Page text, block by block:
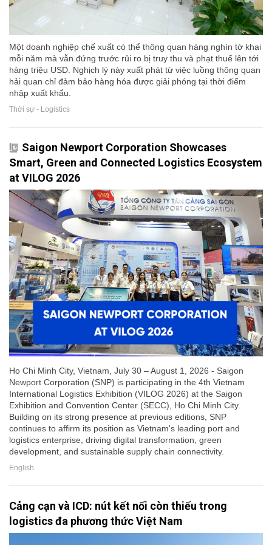
Một doanh nghiệp chế xuất có thể thông quan hàng nghìn tờ khai
mỗi năm mà vẫn đứng trước rủi ro bị truy thu và phạt thuế lên tới
hàng triệu USD. Nghịch lý này xuất phát từ việc luồng thông quan
hải quan chỉ đảm bảo hàng hóa được giải phóng tại thời điểm
nhập xuất khẩu.
Thời sự - Logistics
Saigon Newport Corporation Showcases
Smart, Green and Connected Logistics Ecosystem
at VILOG 2026
Ho Chi Minh City, Vietnam, July 30 – August 1, 2026 - Saigon
Newport Corporation (SNP) is participating in the 4th Vietnam
International Logistics Exhibition (VILOG 2026) at the Saigon
Exhibition and Convention Center (SECC), Ho Chi Minh City.
Building on its strong presence at previous editions, SNP
continues to affirm its position as Vietnam's leading port and
logistics enterprise, driving digital transformation, green
development, and sustainable supply chain connectivity.
English
Cảng cạn và ICD: nút kết nối còn thiếu trong
logistics đa phương thức Việt Nam